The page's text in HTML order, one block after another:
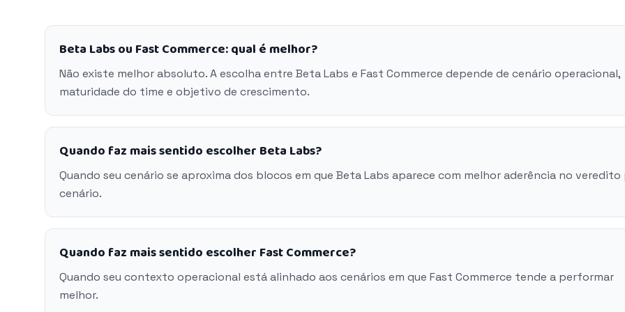
Beta Labs ou Fast Commerce: qual é melhor?
Não existe melhor absoluto. A escolha entre Beta Labs e Fast Commerce depende de cenário operacional,
maturidade do time e objetivo de crescimento.
Quando faz mais sentido escolher Beta Labs?
Quando seu cenário se aproxima dos blocos em que Beta Labs aparece com melhor aderência no veredito
cenário.
Quando faz mais sentido escolher Fast Commerce?
Quando seu contexto operacional está alinhado aos cenários em que Fast Commerce tende a performar
melhor.